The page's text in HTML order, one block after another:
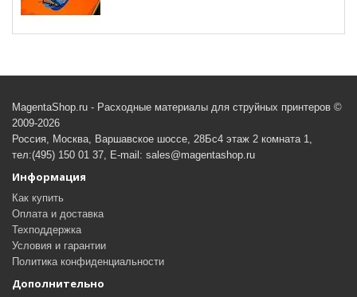
MagentaShop.ru - Расходные материалы для струйных принтеров ©
2009-2026
Россия, Москва, Варшавское шоссе, 28Бс4 этаж 2 комната 1,
тел:(495) 150 01 37, E-mail: sales@magentashop.ru
Информация
Как купить
Оплата и доставка
Техподдержка
Условия и гарантии
Политика конфиденциальности
Дополнительно